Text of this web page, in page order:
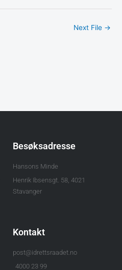
Next File →
Besøksadresse
Hansons Minde
Henrik Ibsensgt. 58, 4021
Stavanger
Kontakt
post@idrettsraadet.no
4000 23 99